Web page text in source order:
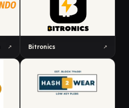
↗ Bitronics ↗